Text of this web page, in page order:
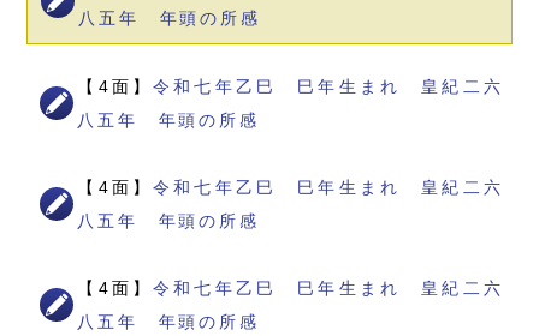
八五年 年頭の所感
【4面】令和七年乙巳 巳年生まれ 皇紀二六
八五年 年頭の所感
【4面】令和七年乙巳 巳年生まれ 皇紀二六
八五年 年頭の所感
【4面】令和七年乙巳 巳年生まれ 皇紀二六
八五年 年頭の所感